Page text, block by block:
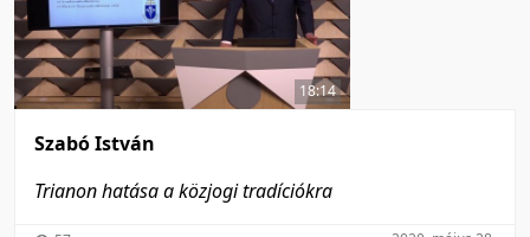
18:14
Szabó István
Trianon hatása a közjogi tradíciókra